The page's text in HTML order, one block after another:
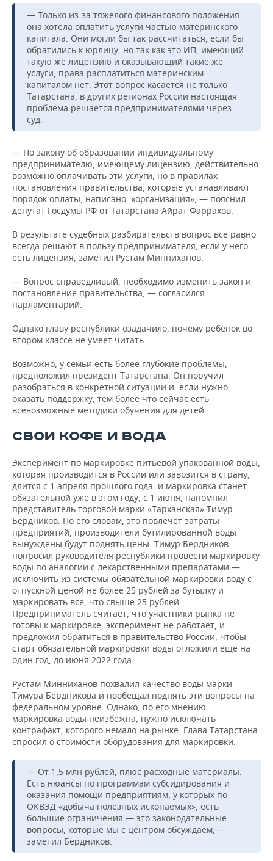
— Только из-за тяжелого финансового положения
она хотела оплатить услуги частью материнского
капитала. Они могли бы так рассчитаться, если бы
обратились к юрлицу, но так как это ИП, имеющий
такую же лицензию и оказывающий такие же
услуги, права расплатиться материнским
капиталом нет. Этот вопрос касается не только
Татарстана, в других регионах России настоящая
проблема решается предпринимателями через
суд.
— По закону об образовании индивидуальному
предпринимателю, имеющему лицензию, действительно
возможно оплачивать эти услуги, но в правилах
постановления правительства, которые устанавливают
порядок оплаты, написано: «организация», — пояснил
депутат Госдумы РФ от Татарстана Айрат Фаррахов.
В результате судебных разбирательств вопрос все равно
всегда решают в пользу предпринимателя, если у него
есть лицензия, заметил Рустам Минниханов.
— Вопрос справедливый, необходимо изменить закон и
постановление правительства, — согласился
парламентарий.
Однако главу республики озадачило, почему ребенок во
втором классе не умеет читать.
Возможно, у семьи есть более глубокие проблемы,
предположил президент Татарстана. Он поручил
разобраться в конкретной ситуации и, если нужно,
оказать поддержку, тем более что сейчас есть
всевозможные методики обучения для детей.
СВОИ КОФЕ И ВОДА
Эксперимент по маркировке питьевой упакованной воды,
которая производится в России или завозится в страну,
длится с 1 апреля прошлого года, и маркировка станет
обязательной уже в этом году, с 1 июня, напомнил
представитель торговой марки «Тарханская» Тимур
Бердников. По его словам, это повлечет затраты
предприятий, производители бутилированной воды
вынуждены будут поднять цены. Тимур Бердников
попросил руководителя республики провести маркировку
воды по аналогии с лекарственными препаратами —
исключить из системы обязательной маркировки воду с
отпускной ценой не более 25 рублей за бутылку и
маркировать все, что свыше 25 рублей.
Предприниматель считает, что участники рынка не
готовы к маркировке, эксперимент не работает, и
предложил обратиться в правительство России, чтобы
старт обязательной маркировки воды отложили еще на
один год, до июня 2022 года.
Рустам Минниханов похвалил качество воды марки
Тимура Бердникова и пообещал поднять эти вопросы на
федеральном уровне. Однако, по его мнению,
маркировка воды неизбежна, нужно исключать
контрафакт, которого немало на рынке. Глава Татарстана
спросил о стоимости оборудования для маркировки.
— От 1,5 млн рублей, плюс расходные материалы.
Есть нюансы по программам субсидирования и
оказания помощи предприятиям, у которых по
ОКВЭД «добыча полезных ископаемых», есть
большие ограничения — это законодательные
вопросы, которые мы с центром обсуждаем, —
заметил Бердников.